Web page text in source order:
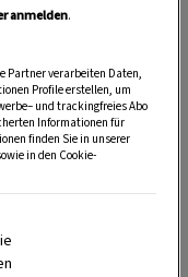
anmelden.
Partner verarbeiten Daten,
Profile erstellen, um
und trackingfreies Abo
Informationen für
finden Sie in unserer
in den Cookie-